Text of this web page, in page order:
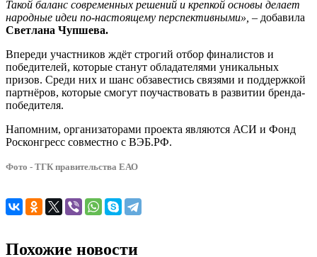
Такой баланс современных решений и крепкой основы делает
народные идеи по-настоящему перспективными», – добавила
Светлана Чупшева.
Впереди участников ждёт строгий отбор финалистов и
победителей, которые станут обладателями уникальных
призов. Среди них и шанс обзавестись связями и поддержкой
партнёров, которые смогут поучаствовать в развитии бренда-
победителя.
Напомним, организаторами проекта являются АСИ и Фонд
Росконгресс совместно с ВЭБ.РФ.
Фото - ТГК правительства ЕАО
Похожие новости